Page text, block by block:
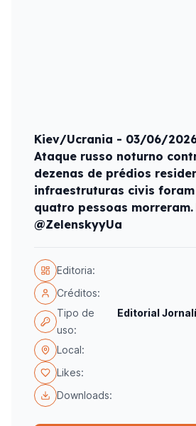
Kiev/Ucrania - 03/06/2026
Ataque russo noturno
dezenas de prédios
infraestruturas civis
quatro pessoas morreram.
@ZelenskyyUa
Editoria:
Créditos:
Tipo de
uso:
Editorial
Local:
Likes:
Downloads: